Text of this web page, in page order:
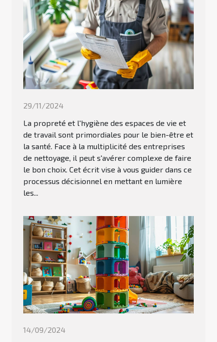
29/11/2024
La propreté et l'hygiène des espaces de vie et
de travail sont primordiales pour le bien-être et
la santé. Face à la multiplicité des entreprises
de nettoyage, il peut s'avérer complexe de faire
le bon choix. Cet écrit vise à vous guider dans ce
processus décisionnel en mettant en lumière
les...
14/09/2024